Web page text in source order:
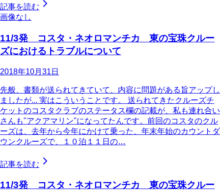
記事を読む
画像なし
11/3発 コスタ・ネオロマンチカ 東の宝珠クルー
ズにおけるトラブルについて
2018年10月31日
先般、書類が送られてきていて、内容に問題がある旨アップし
ましたが... 実はこういうことです。 送られてきたクルーズチ
ケットのコスタクラブのステータス欄の記載が、私も連れ合い
さんも"アクアマリン"になってたんです。前回のコスタのクル
ーズは、去年から今年にかけて乗った、年末年始のカウントダ
ウンクルーズで、１０泊１１日の…
記事を読む
11/3発 コスタ・ネオロマンチカ 東の宝珠クルー